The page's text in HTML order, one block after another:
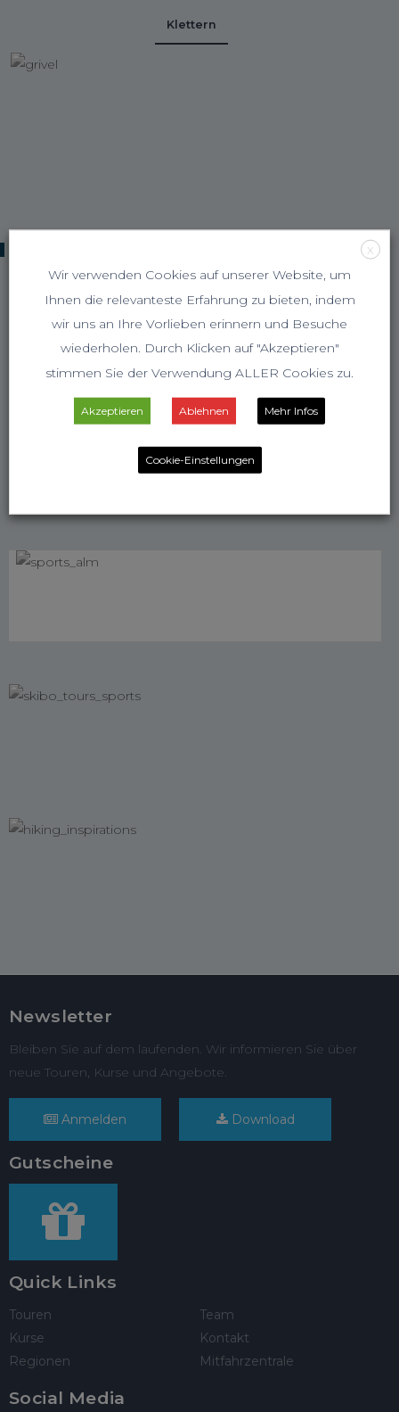
Klettern
Newsletter
Bleiben Sie auf dem laufenden. Wir informieren Sie über
neue Touren, Kurse und Angebote.
Anmelden Download
Gutscheine
Quick Links
Touren
Kurse
Regionen
Team
Kontakt
Mitfahrzentrale
Social Media
X
Wir verwenden Cookies auf unserer Website, um
Ihnen die relevanteste Erfahrung zu bieten, indem
wir uns an Ihre Vorlieben erinnern und Besuche
wiederholen. Durch Klicken auf "Akzeptieren"
stimmen Sie der Verwendung ALLER Cookies zu.
Akzeptieren Ablehnen Mehr Infos
Cookie-Einstellungen